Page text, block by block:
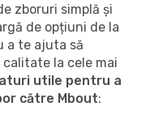
zboruri simplă și
de opțiuni de la
a te ajuta să
la cele mai
utile pentru a
către Mbout: